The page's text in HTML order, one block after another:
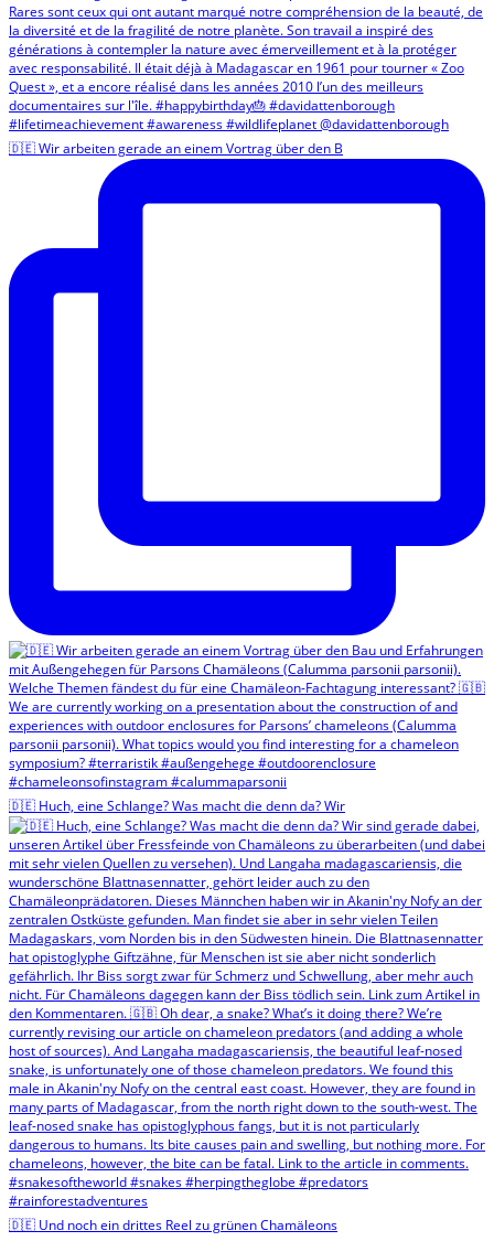
🇩🇪 Wir arbeiten gerade an einem Vortrag über den B
🇩🇪 Huch, eine Schlange? Was macht die denn da? Wir
🇩🇪 Und noch ein drittes Reel zu grünen Chamäleons